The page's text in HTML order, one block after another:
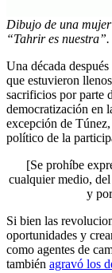
Dibujo de una
“Tahrir es
Una década
que estuvieron
sacrificios por parte
democratización en
excepción de
político de la
[Se prohíbe
cualquier medio,
y
Si bien las
oportunidades y
como agentes de
también agravó los